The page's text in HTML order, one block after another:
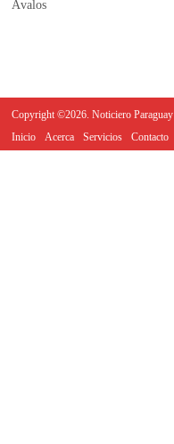
Copyright ©2026. Noticiero Paraguay
Inicio
Acerca Servicios Contacto